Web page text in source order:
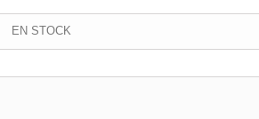
EN STOCK